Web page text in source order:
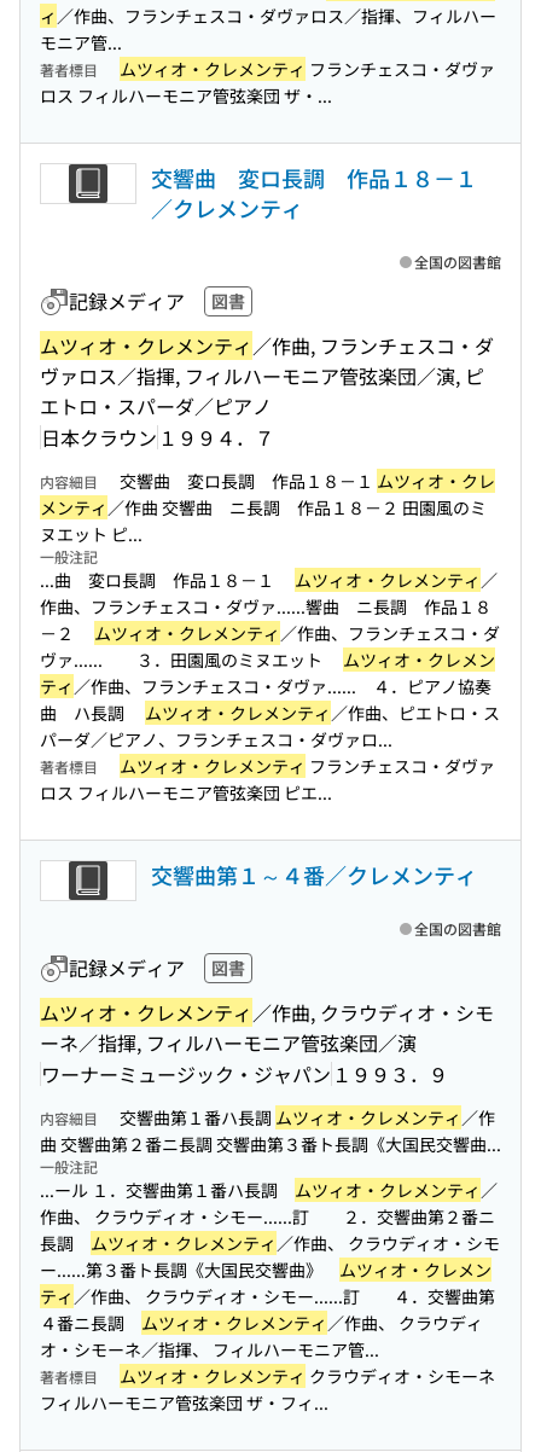
ィ ／作曲、フランチェスコ・ダヴァロス／指揮、フィルハー
モニア管...
著者標目 ムツィオ・クレメンティ フランチェスコ・ダヴァ
ロス フィルハーモニア管弦楽団 ザ・...
交響曲 変ロ長調 作品１８－１
／クレメンティ
記録メディア 図書
ムツィオ・クレメンティ／作曲, フランチェスコ・ダ
ヴァロス／指揮, フィルハーモニア管弦楽団／演, ピ
エトロ・スパーダ／ピアノ
日本クラウン １９９４．７
全国の図書館
内容細目 交響曲 変ロ長調 作品１８－１ ムツィオ・クレ
メンティ ／作曲 交響曲 ニ長調 作品１８－２ 田園風のミ
ヌエット ピ...
一般注記
...曲 変ロ長調 作品１８－１ ムツィオ・クレメンティ ／
作曲、フランチェスコ・ダヴァ......響曲 ニ長調 作品１８
－２ ムツィオ・クレメンティ ／作曲、フランチェスコ・ダ
ヴァ...... ３．田園風のミヌエット ムツィオ・クレメン
ティ ／作曲、フランチェスコ・ダヴァ...... ４．ピアノ協奏
曲 ハ長調 ムツィオ・クレメンティ ／作曲、ピエトロ・ス
パーダ／ピアノ、フランチェスコ・ダヴァロ...
著者標目 ムツィオ・クレメンティ フランチェスコ・ダヴァ
ロス フィルハーモニア管弦楽団 ピエ...
交響曲第１～４番／クレメンティ
記録メディア 図書
ムツィオ・クレメンティ／作曲, クラウディオ・シモ
ーネ／指揮, フィルハーモニア管弦楽団／演
ワーナーミュージック・ジャパン １９９３．９
全国の図書館
内容細目 交響曲第１番ハ長調 ムツィオ・クレメンティ ／作
曲 交響曲第２番ニ長調 交響曲第３番ト長調《大国民交響曲...
一般注記
...ール １．交響曲第１番ハ長調 ムツィオ・クレメンティ ／
作曲、 クラウディオ・シモー......訂 ２．交響曲第２番ニ
長調 ムツィオ・クレメンティ ／作曲、 クラウディオ・シモ
ー......第３番ト長調《大国民交響曲》 ムツィオ・クレメン
ティ ／作曲、 クラウディオ・シモー......訂 ４．交響曲第
４番ニ長調 ムツィオ・クレメンティ ／作曲、 クラウディ
オ・シモーネ／指揮、 フィルハーモニア管...
著者標目 ムツィオ・クレメンティ クラウディオ・シモーネ
フィルハーモニア管弦楽団 ザ・フィ...